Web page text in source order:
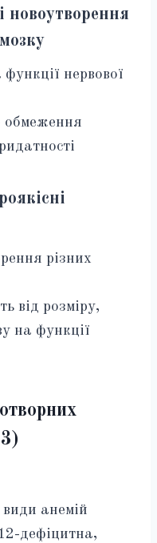
новоутворення
нервової
обмеження
різних
від розміру,
на функції
види анемій
дефіцитна,